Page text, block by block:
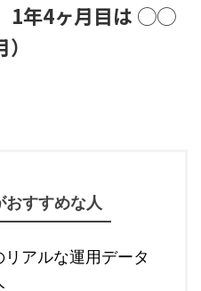
1年4ヶ月目は ◯◯
おすすめな人
リアルな運用データ